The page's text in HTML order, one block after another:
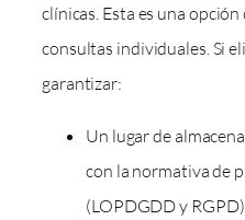
clínicas. Esta es una
consultas individuales. Si
garantizar:
Un lugar de
con la normativa de
(LOPDGDD y RGPD).